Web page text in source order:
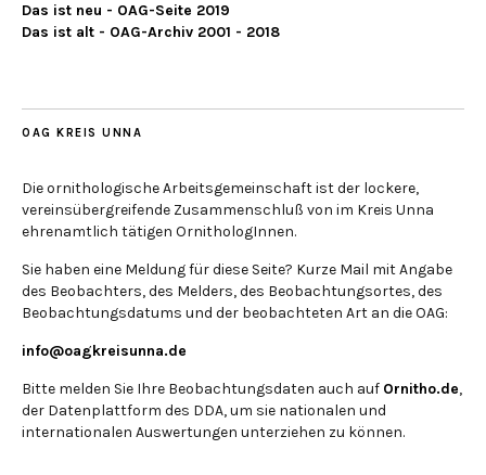
Das ist neu - OAG-Seite 2019
Das ist alt - OAG-Archiv 2001 - 2018
OAG KREIS UNNA
Die ornithologische Arbeitsgemeinschaft ist der lockere,
vereinsübergreifende Zusammenschluß von im Kreis Unna
ehrenamtlich tätigen OrnithologInnen.
Sie haben eine Meldung für diese Seite? Kurze Mail mit Angabe
des Beobachters, des Melders, des Beobachtungsortes, des
Beobachtungsdatums und der beobachteten Art an die OAG:
info@oagkreisunna.de
Bitte melden Sie Ihre Beobachtungsdaten auch auf Ornitho.de,
der Datenplattform des DDA, um sie nationalen und
internationalen Auswertungen unterziehen zu können.